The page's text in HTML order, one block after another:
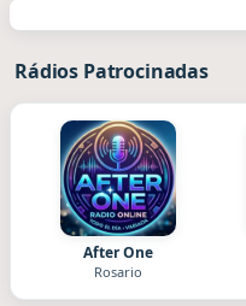
Rádios Patrocinadas
After One
Rosario